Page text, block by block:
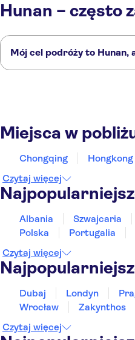
Hunan – często
Mój cel podróży to Hunan,
Miejsca w
Chongqing Hongkong
Czytaj więcej
Albania Szwajcaria
Polska
Portugalia
Czytaj więcej
Dubaj Londyn
Wrocław
Zakynthos
Czytaj więcej